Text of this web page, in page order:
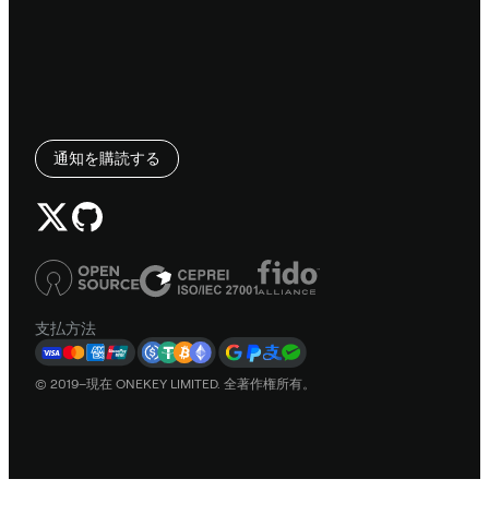
通知を購読する
支払方法
© 2019–現在 ONEKEY LIMITED. 全著作権所有。